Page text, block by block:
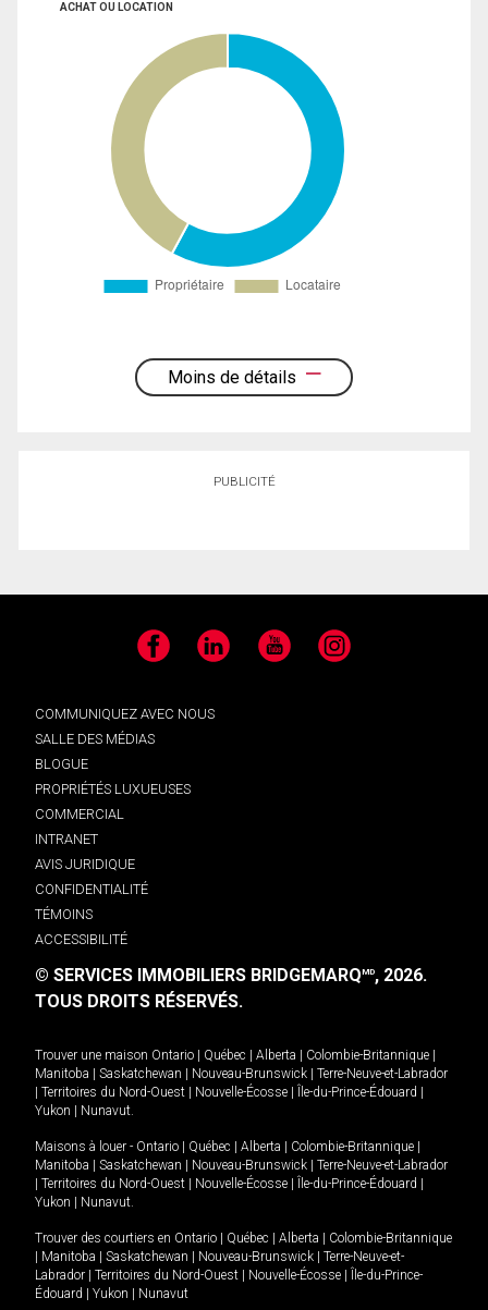
ACHAT OU LOCATION
Moins de détails
PUBLICITÉ
Facebook LinkedIn YouTube Instagram
COMMUNIQUEZ AVEC NOUS
SALLE DES MÉDIAS
BLOGUE
PROPRIÉTÉS LUXUEUSES
COMMERCIAL
INTRANET
AVIS JURIDIQUE
CONFIDENTIALITÉ
TÉMOINS
ACCESSIBILITÉ
© SERVICES IMMOBILIERS BRIDGEMARQMD, 2026.
TOUS DROITS RÉSERVÉS.
Trouver une maison Ontario Québec Alberta Colombie-Britannique
Manitoba
Saskatchewan Nouveau-Brunswick
Terre-Neuve-et-Labrador
Territoires du Nord-Ouest Nouvelle-Écosse Île-du-Prince-Édouard
Yukon
Nunavut.
Maisons à louer - Ontario Québec Alberta Colombie-Britannique
Manitoba
Saskatchewan Nouveau-Brunswick
Terre-Neuve-et-Labrador
Territoires du Nord-Ouest Nouvelle-Écosse Île-du-Prince-Édouard
Yukon
Nunavut.
Trouver des courtiers en Ontario Québec Alberta
Colombie-Britannique
Manitoba Saskatchewan Nouveau-Brunswick
Terre-Neuve-et-
Labrador
Territoires du Nord-Ouest Nouvelle-Écosse
Île-du-Prince-
Édouard
Yukon Nunavut